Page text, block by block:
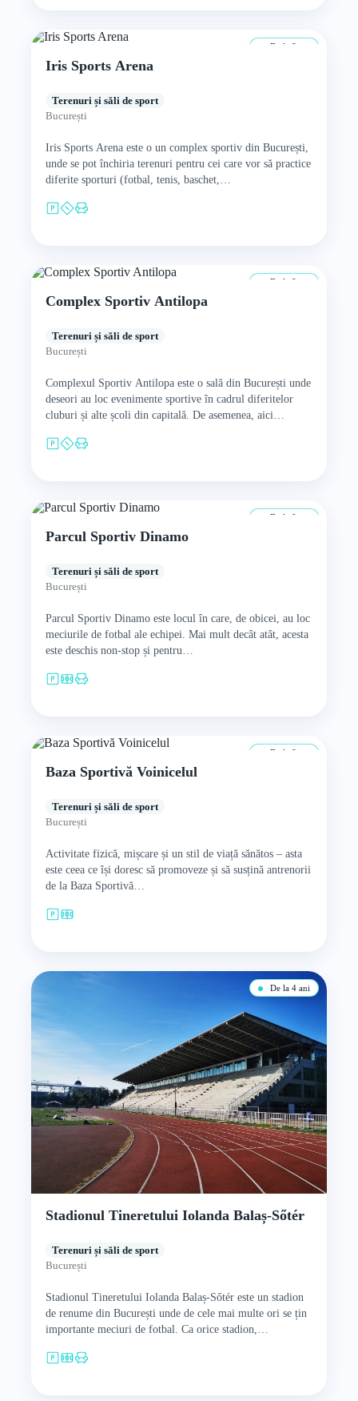
De la 8 ani
Iris Sports Arena
Terenuri și săli de sport
București
Iris Sports Arena este o un complex sportiv din București,
unde se pot închiria terenuri pentru cei care vor să practice
diferite sporturi (fotbal, tenis, baschet,…
De la 8 ani
Complex Sportiv Antilopa
Terenuri și săli de sport
București
Complexul Sportiv Antilopa este o sală din București unde
deseori au loc evenimente sportive în cadrul diferitelor
cluburi și alte școli din capitală. De asemenea, aici…
De la 0 ani
Parcul Sportiv Dinamo
Terenuri și săli de sport
București
Parcul Sportiv Dinamo este locul în care, de obicei, au loc
meciurile de fotbal ale echipei. Mai mult decât atât, acesta
este deschis non-stop și pentru…
De la 8 ani
Baza Sportivă Voinicelul
Terenuri și săli de sport
București
Activitate fizică, mișcare și un stil de viață sănătos – asta
este ceea ce își doresc să promoveze și să susțină antrenorii
de la Baza Sportivă…
De la 4 ani
Stadionul Tineretului Iolanda Balaș-Sőtér
Terenuri și săli de sport
București
Stadionul Tineretului Iolanda Balaș-Sőtér este un stadion
de renume din București unde de cele mai multe ori se țin
importante meciuri de fotbal. Ca orice stadion,…